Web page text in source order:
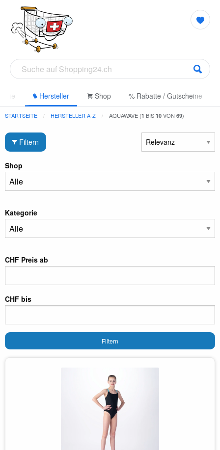
Hersteller Shop % Rabatte / Gutscheine
STARTSEITE HERSTELLER A-Z AQUAWAVE (1 BIS 10 VON 69)
Filtern
Shop
Kategorie
CHF Preis ab
CHF bis
Filtern